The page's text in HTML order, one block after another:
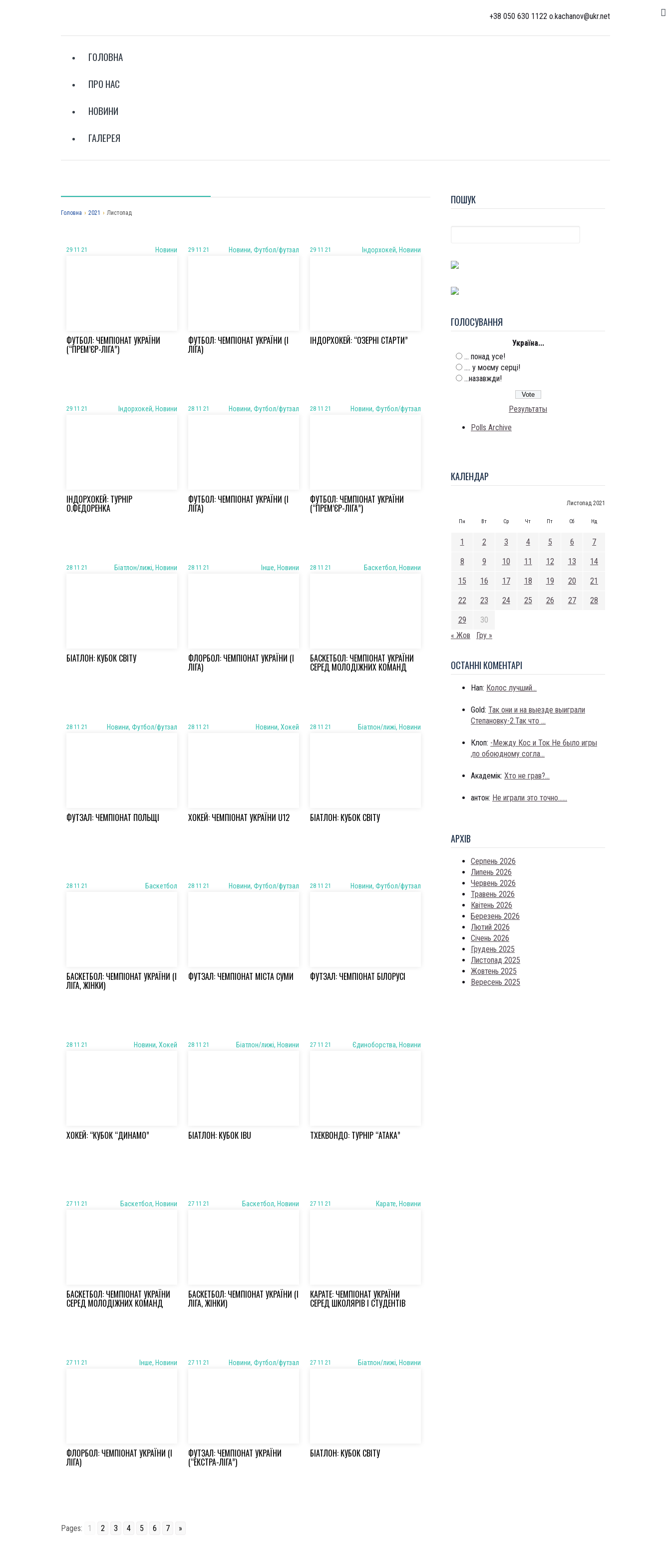
+38 050 630 1122 o.kachanov@ukr.net
ГОЛОВНА
ПРО НАС
НОВИНИ
ГАЛЕРЕЯ
ПОШУК
ГОЛОСУВАННЯ
Україна...
... понад усе!
.... у моєму серці!
...назавжди!
Результаты
Polls Archive
КАЛЕНДАР
Листопад 2021
Пн Вт Ср Чт Пт Сб Нд
1 2 3 4 5 6 7
8 9 10 11 12 13 14
15 16 17 18 19 20 21
22 23 24 25 26 27 28
29
30
« Жов
Гру »
ОСТАННI КОМЕНТАРI
Нап: Колос лучший...
Gold: Так они и на выезде выиграли
Степановку-2.Так что ...
Клоп: -Между Кос и Ток Не было игры
,по обоюдному согла...
Академік: Хто не грав?...
антон: Не играли это точно......
АРХIВ
Серпень 2026
Липень 2026
Червень 2026
Травень 2026
Квітень 2026
Березень 2026
Лютий 2026
Січень 2026
Грудень 2025
Листопад 2025
Жовтень 2025
Вересень 2025
Головна › 2021 › Листопад
29 11 21 Новини
ФУТБОЛ: ЧЕМПІОНАТ УКРАЇНИ
(“ПРЕМ’ЄР-ЛІГА”)
29 11 21 Новини, Футбол/футзал
ФУТБОЛ: ЧЕМПІОНАТ УКРАЇНИ (І
ЛІГА)
29 11 21 Iндорхокей, Новини
ІНДОРХОКЕЙ: “ОЗЕРНІ СТАРТИ”
29 11 21 Iндорхокей, Новини
ІНДОРХОКЕЙ: ТУРНІР
О.ФЕДОРЕНКА
28 11 21 Новини, Футбол/футзал
ФУТБОЛ: ЧЕМПІОНАТ УКРАЇНИ (І
ЛІГА)
28 11 21 Новини, Футбол/футзал
ФУТБОЛ: ЧЕМПІОНАТ УКРАЇНИ
(“ПРЕМ’ЄР-ЛІГА”)
28 11 21 Біатлон/лижі, Новини
БІАТЛОН: КУБОК СВІТУ
28 11 21 Iнше, Новини
ФЛОРБОЛ: ЧЕМПІОНАТ УКРАЇНИ (І
ЛІГА)
28 11 21 Баскетбол, Новини
БАСКЕТБОЛ: ЧЕМПІОНАТ УКРАЇНИ
СЕРЕД МОЛОДІЖНИХ КОМАНД
28 11 21 Новини, Футбол/футзал
ФУТЗАЛ: ЧЕМПІОНАТ ПОЛЬЩІ
28 11 21 Новини, Хокей
ХОКЕЙ: ЧЕМПІОНАТ УКРАЇНИ U12
28 11 21 Біатлон/лижі, Новини
БІАТЛОН: КУБОК СВІТУ
28 11 21 Баскетбол
БАСКЕТБОЛ: ЧЕМПІОНАТ УКРАЇНИ (І
ЛІГА, ЖІНКИ)
28 11 21 Новини, Футбол/футзал
ФУТЗАЛ: ЧЕМПІОНАТ МІСТА СУМИ
28 11 21 Новини, Футбол/футзал
ФУТЗАЛ: ЧЕМПІОНАТ БІЛОРУСІ
28 11 21 Новини, Хокей
ХОКЕЙ: “КУБОК “ДИНАМО”
28 11 21 Біатлон/лижі, Новини
БІАТЛОН: КУБОК IBU
27 11 21 Єдиноборства, Новини
ТХЕКВОНДО: ТУРНІР “АТАКА”
27 11 21 Баскетбол, Новини
БАСКЕТБОЛ: ЧЕМПІОНАТ УКРАЇНИ
СЕРЕД МОЛОДІЖНИХ КОМАНД
27 11 21 Баскетбол, Новини
БАСКЕТБОЛ: ЧЕМПІОНАТ УКРАЇНИ (І
ЛІГА, ЖІНКИ)
27 11 21 Карате, Новини
КАРАТЕ: ЧЕМПІОНАТ УКРАЇНИ
СЕРЕД ШКОЛЯРІВ І СТУДЕНТІВ
27 11 21 Iнше, Новини
ФЛОРБОЛ: ЧЕМПІОНАТ УКРАЇНИ (І
ЛІГА)
27 11 21 Новини, Футбол/футзал
ФУТЗАЛ: ЧЕМПІОНАТ УКРАЇНИ
(“ЕКСТРА-ЛІГА”)
27 11 21 Біатлон/лижі, Новини
БІАТЛОН: КУБОК СВІТУ
Pages: 1 2 3 4 5 6 7 »